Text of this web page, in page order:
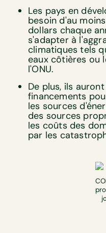
Les pays en
besoin d'au
dollars chaque
s'adapter à
climatiques tels
eaux côtières ou
l'ONU.
De plus, ils
financements
les sources
des sources
les coûts des
par les